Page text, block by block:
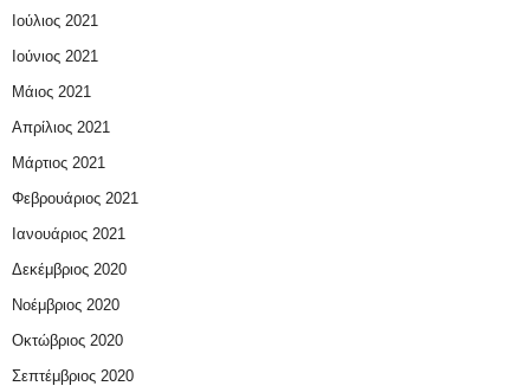
Ιούλιος 2021
Ιούνιος 2021
Μάιος 2021
Απρίλιος 2021
Μάρτιος 2021
Φεβρουάριος 2021
Ιανουάριος 2021
Δεκέμβριος 2020
Νοέμβριος 2020
Οκτώβριος 2020
Σεπτέμβριος 2020